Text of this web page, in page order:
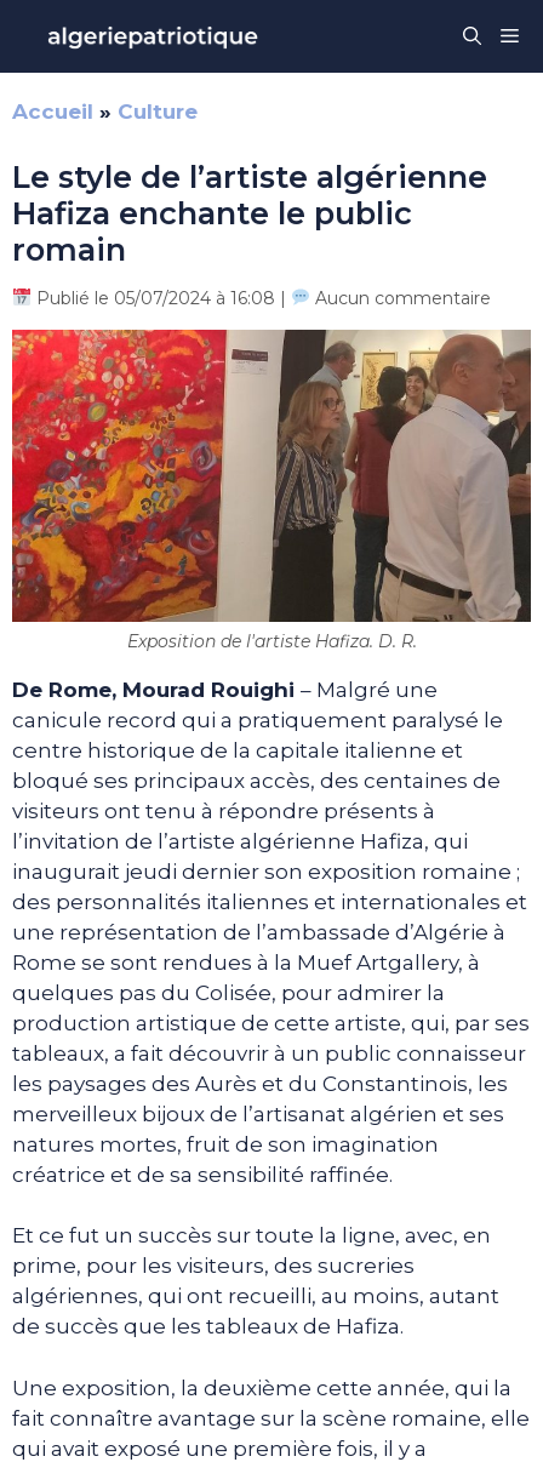
contenu
Accueil » Culture
Le style de l’artiste algérienne
Hafiza enchante le public
romain
Publié le 05/07/2024 à 16:08 | Aucun commentaire
Exposition de l'artiste Hafiza. D. R.
De Rome, Mourad Rouighi – Malgré une
canicule record qui a pratiquement paralysé le
centre historique de la capitale italienne et
bloqué ses principaux accès, des centaines de
visiteurs ont tenu à répondre présents à
l’invitation de l’artiste algérienne Hafiza, qui
inaugurait jeudi dernier son exposition romaine ;
des personnalités italiennes et internationales et
une représentation de l’ambassade d’Algérie à
Rome se sont rendues à la Muef Artgallery, à
quelques pas du Colisée, pour admirer la
production artistique de cette artiste, qui, par ses
tableaux, a fait découvrir à un public connaisseur
les paysages des Aurès et du Constantinois, les
merveilleux bijoux de l’artisanat algérien et ses
natures mortes, fruit de son imagination
créatrice et de sa sensibilité raffinée.
Et ce fut un succès sur toute la ligne, avec, en
prime, pour les visiteurs, des sucreries
algériennes, qui ont recueilli, au moins, autant
de succès que les tableaux de Hafiza.
Une exposition, la deuxième cette année, qui la
fait connaître avantage sur la scène romaine, elle
qui avait exposé une première fois, il y a